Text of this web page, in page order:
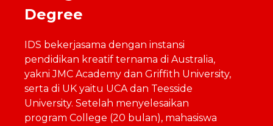
Degree
IDS bekerjasama dengan instansi
pendidikan kreatif ternama di Australia,
yakni JMC Academy dan Griffith University,
serta di UK yaitu UCA dan Teesside
University. Setelah menyelesaikan
program College (20 bulan), mahasiswa